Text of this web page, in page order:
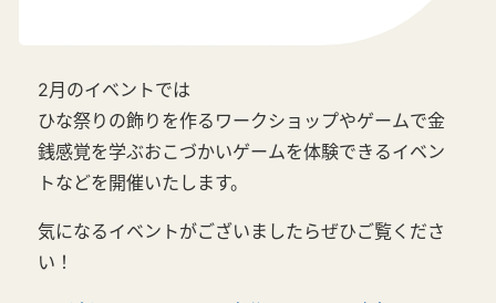
2月のイベントでは
ひな祭りの飾りを作るワークショップやゲームで金
銭感覚を学ぶおこづかいゲームを体験できるイベン
トなどを開催いたします。
気になるイベントがございましたらぜひご覧くださ
い！